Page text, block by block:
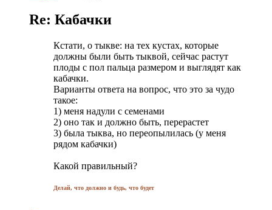
Re: Кабачки
Кстати, о тыкве: на тех кустах, которые
должны были быть тыквой, сейчас растут
плоды с пол пальца размером и выглядят как
кабачки.
Варианты ответа на вопрос, что это за чудо
такое:
1) меня надули с семенами
2) оно так и должно быть, перерастет
3) была тыква, но переопылилась (у меня
рядом кабачки)
Какой правильный?
Делай, что должно и будь, что будет